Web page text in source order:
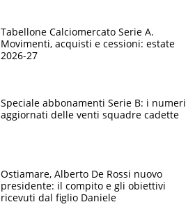
Tabellone Calciomercato Serie A.
Movimenti, acquisti e cessioni: estate
2026-27
Speciale abbonamenti Serie B: i numeri
aggiornati delle venti squadre cadette
Ostiamare, Alberto De Rossi nuovo
presidente: il compito e gli obiettivi
ricevuti dal figlio Daniele